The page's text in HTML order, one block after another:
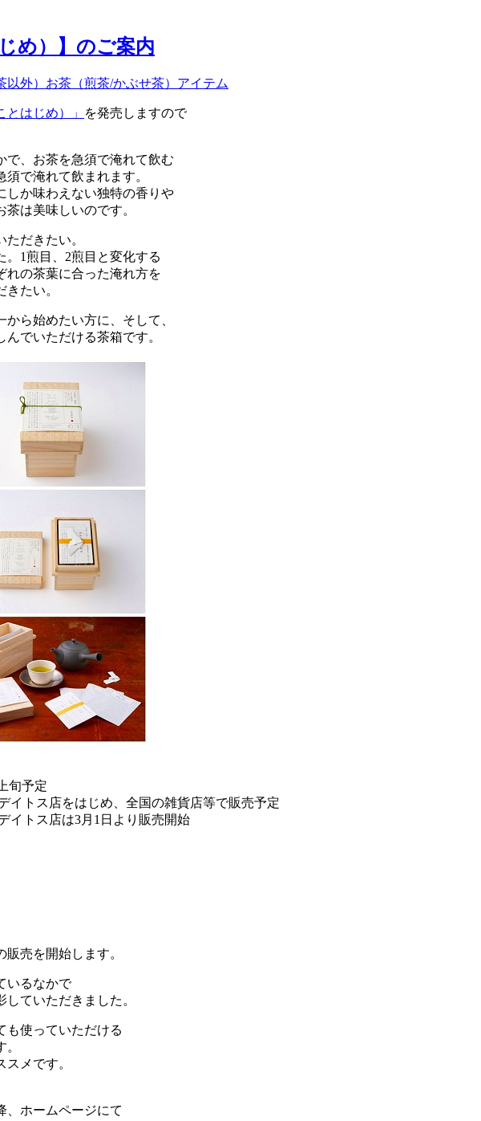
め）】のご案内
外） お茶（煎茶/かぶせ茶） アイテム
とはじめ）」
を発売しますので
で、お茶を急須で淹れて飲む
で淹れて飲まれます。
しか味わえない独特の香りや
は美味しいのです。
だきたい。
1煎目、2煎目と変化する
れの茶葉に合った淹れ方を
たい。
ら始めたい方に、そして、
でいただける茶箱です。
旬予定
イトス店をはじめ、全国の雑貨店等で販売予定
ス店は3月1日より販売開始
売を開始します。
いるなかで
ていただきました。
も使っていただける
メです。
、ホームページにて